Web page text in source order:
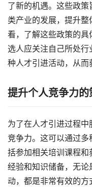
了新的机遇。这些政
类产业的发展，提升
看，了解这些政策的
选人应关注自己所处
种人才引进活动，从而
提升个人竞争力的
为了在人才引进过程
竞争力。这可以通过
括参加相关培训课程
经验和知识储备，无
动，都是非常有效的